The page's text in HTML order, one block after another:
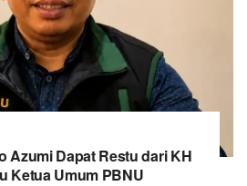
Azumi Dapat Restu dari KH
Ketua Umum PBNU